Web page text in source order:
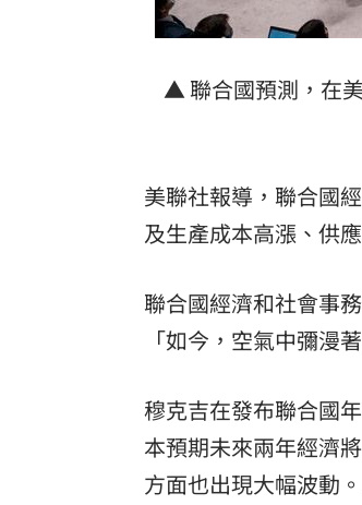
LIVE三立+24小時直播
三立iNEWS新聞台線上直
商場戰國來臨 台中「頂
台彩父親節推新刮刮樂
「拍片人的多重宇宙」
理想混蛋號召粉絲跨海
▲ 聯合國預測，在
美聯社報導，聯合國
及生產成本高漲、供
聯合國經濟和社會事
「如今，空氣中彌漫
穆克吉在發布聯合國
本預期未來兩年經濟
方面也出現大幅波動。